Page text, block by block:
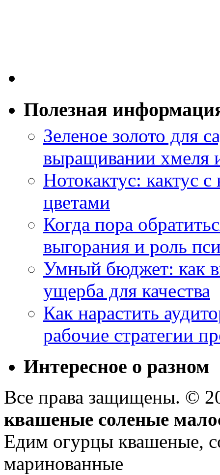
Полезная
Зеленое золото для
выращивании хмеля
Нотокактус: кактус
цветами
Когда пора
выгорания и роль
Умный бюджет: как
ущерба для качества
Как нарастить
рабочие стратегии
Интересное о разном
Все права защищены. ©
квашеные соленые
Едим огурцы квашеные,
маринованные